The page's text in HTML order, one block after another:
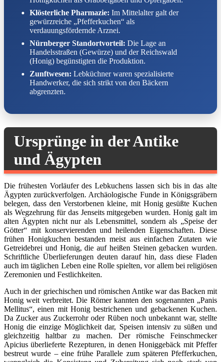
Klösterliche Pharmazie: Im Mittelalter galt der
gewürzreiche „Pfefferkuchen“ als
verdauungsfördernde Arznei.
Nürnberger Standortvorteil: Die Lage an
Handelsstraßen (Gewürze) und der Reichswald
(Honig) begünstigten die Produktion.
Zunftwesen: Lebküchner waren spezialisierte
Handwerker, die sich strikt von den Bäckern
abgrenzten.
Ursprünge in der Antike
und Ägypten
Die frühesten Vorläufer des Lebkuchens lassen sich bis in das alte
Ägypten zurückverfolgen. Archäologische Funde in Königsgräbern
belegen, dass den Verstorbenen kleine, mit Honig gesüßte Kuchen
als Wegzehrung für das Jenseits mitgegeben wurden. Honig galt im
alten Ägypten nicht nur als Lebensmittel, sondern als „Speise der
Götter“ mit konservierenden und heilenden Eigenschaften. Diese
frühen Honigkuchen bestanden meist aus einfachen Zutaten wie
Getreidebrei und Honig, die auf heißen Steinen gebacken wurden.
Schriftliche Überlieferungen deuten darauf hin, dass diese Fladen
auch im täglichen Leben eine Rolle spielten, vor allem bei religiösen
Zeremonien und Festlichkeiten.
Auch in der griechischen und römischen Antike war das Backen mit
Honig weit verbreitet. Die Römer kannten den sogenannten „Panis
Mellitus“, einen mit Honig bestrichenen und gebackenen Kuchen.
Da Zucker aus Zuckerrohr oder Rüben noch unbekannt war, stellte
Honig die einzige Möglichkeit dar, Speisen intensiv zu süßen und
gleichzeitig haltbar zu machen. Der römische Feinschmecker
Apicius überlieferte Rezepturen, in denen Honiggebäck mit Pfeffer
bestreut wurde – eine frühe Parallele zum späteren Pfefferkuchen,